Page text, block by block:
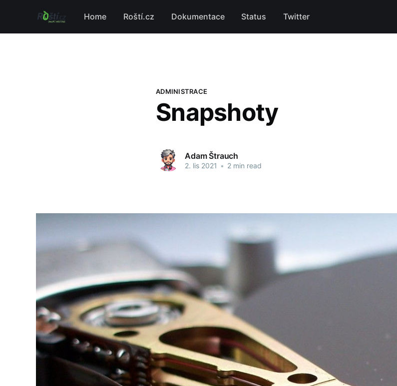
Home Roští.cz Dokumentace Status Twitter
ADMINISTRACE
Snapshoty
Adam Štrauch
2. lis 2021 • 2 min read